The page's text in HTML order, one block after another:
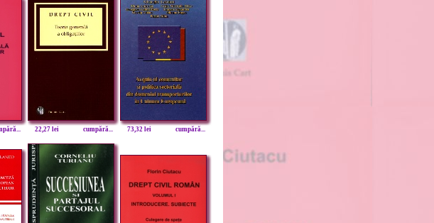
22,27 lei cumpără... 73,32 lei cumpără...